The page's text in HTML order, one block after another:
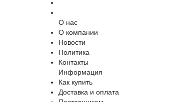
О нас
О компании
Новости
Политика
Контакты
Информация
Как купить
Доставка и оплата